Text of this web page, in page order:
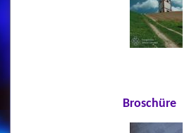
Broschüre